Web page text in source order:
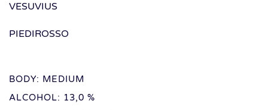
VESUVIUS
PIEDIROSSO
BODY: MEDIUM
ALCOHOL: 13,0 %